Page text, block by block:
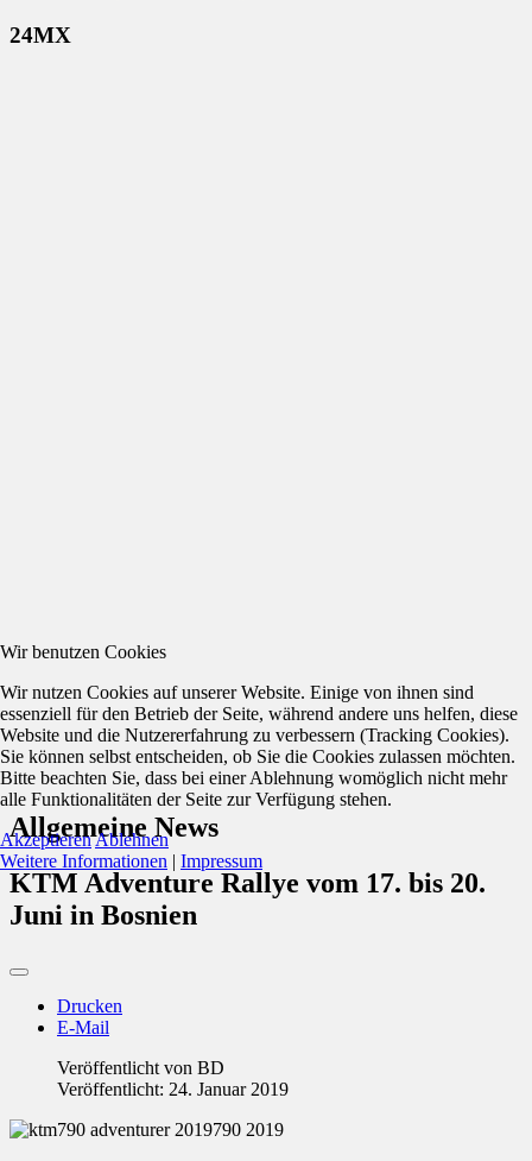
24MX
Allgemeine News
KTM Adventure Rallye vom 17. bis 20.
Juni in Bosnien
Drucken
E-Mail
Veröffentlicht von BD
Veröffentlicht: 24. Januar 2019
Wir benutzen Cookies
Wir nutzen Cookies auf unserer Website. Einige von ihnen sind
essenziell für den Betrieb der Seite, während andere uns helfen, diese
Website und die Nutzererfahrung zu verbessern (Tracking Cookies).
Sie können selbst entscheiden, ob Sie die Cookies zulassen möchten.
Bitte beachten Sie, dass bei einer Ablehnung womöglich nicht mehr
alle Funktionalitäten der Seite zur Verfügung stehen.
AkzeptierenAblehnen
Weitere Informationen | Impressum